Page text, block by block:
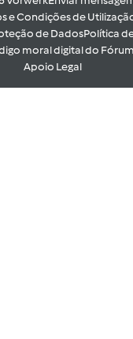
e Condições de
de DadosPolítica
moral digital do Fórum
Apoio Legal